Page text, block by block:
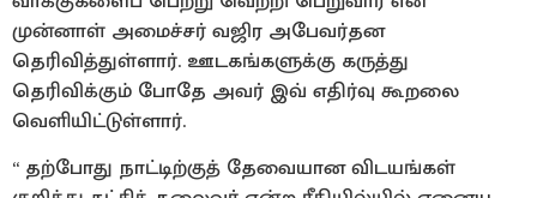
முன்னாள் அமைச்சர் வஜிர அபேவர்தன
தெரிவித்துள்ளார். ஊடகங்களுக்கு கருத்து
தெரிவிக்கும் போதே அவர் இவ் எதிர்வு கூறலை
வெளியிட்டுள்ளார்.
“ தற்போது நாட்டிற்குத் தேவையான விடயங்கள்